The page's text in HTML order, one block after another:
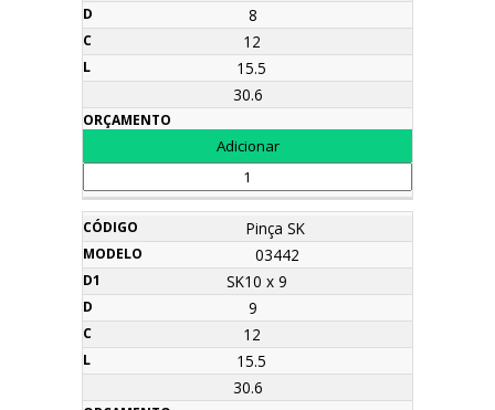
8
12
15.5
30.6
Pinça SK
03442
SK10 x 9
9
12
15.5
30.6